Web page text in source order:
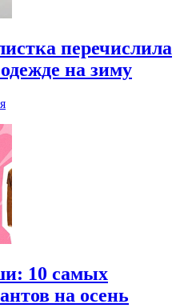
перечислила
на зиму
10 самых
на осень